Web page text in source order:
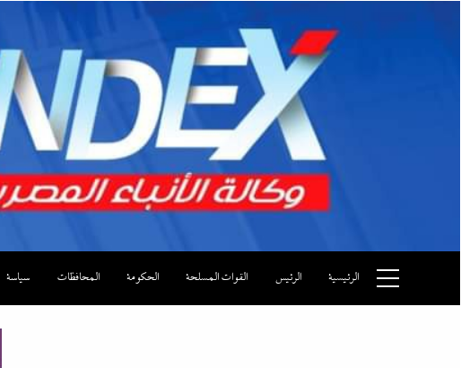
وكالة الأنباء
الرئيسية الرئيس القوات المسلحة الحكومة المحافظات سياسة